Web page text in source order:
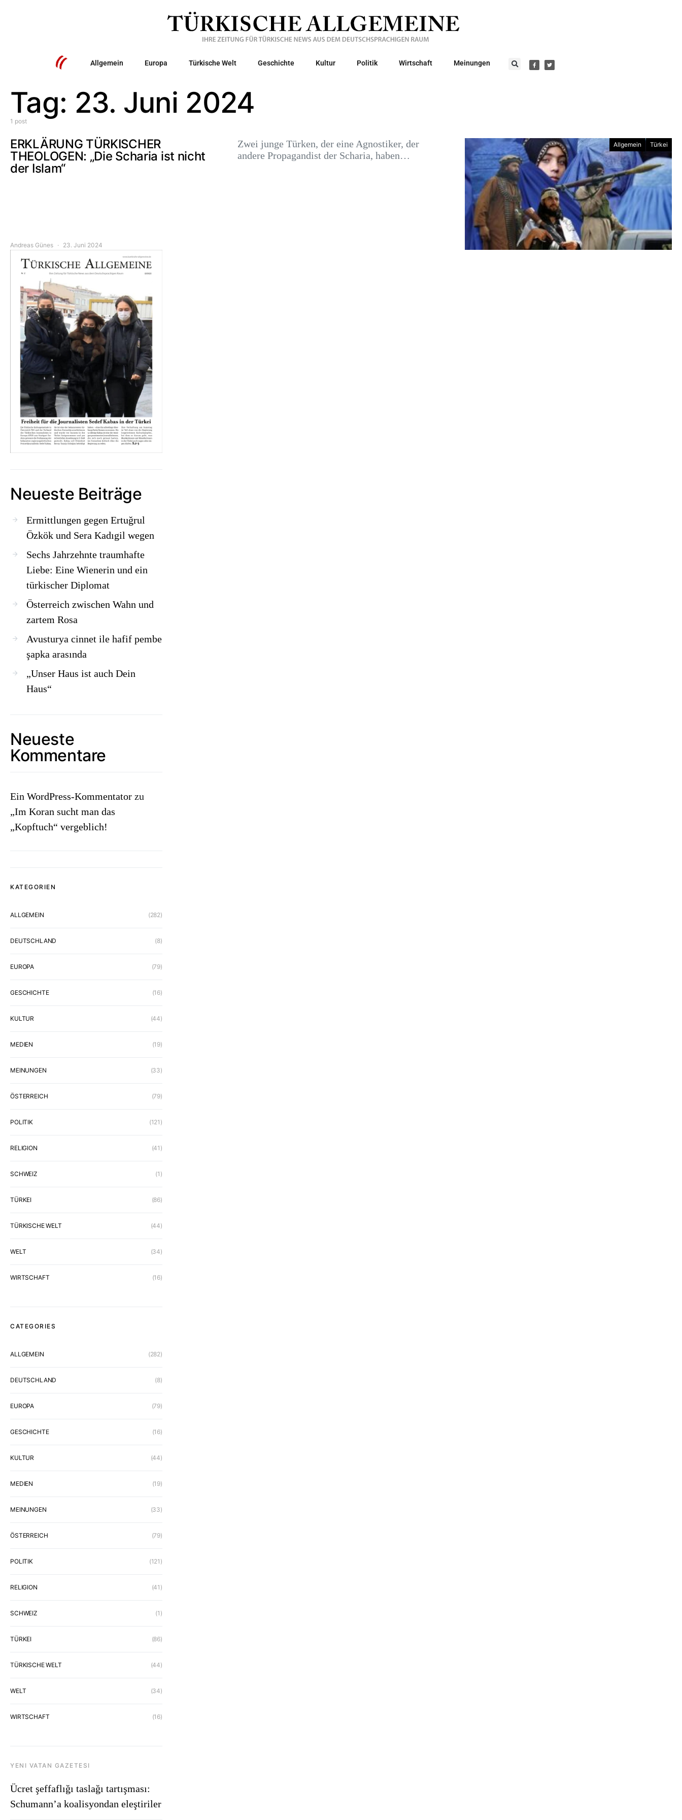
Allgemein Europa Türkische Welt Geschichte Kultur Politik Wirtschaft Meinungen
Tag: 23. Juni 2024
1 post
Allgemein Türkei
ERKLÄRUNG TÜRKISCHER
THEOLOGEN: „Die Scharia ist nicht
der Islam“
Zwei junge Türken, der eine Agnostiker, der
andere Propagandist der Scharia, haben…
Andreas Günes 23. Juni 2024
Neueste Beiträge
Ermittlungen gegen Ertuğrul
Özkök und Sera Kadıgil wegen
Sechs Jahrzehnte traumhafte
Liebe: Eine Wienerin und ein
türkischer Diplomat
Österreich zwischen Wahn und
zartem Rosa
Avusturya cinnet ile hafif pembe
şapka arasında
„Unser Haus ist auch Dein
Haus“
Neueste
Kommentare
Ein WordPress-Kommentator zu
„Im Koran sucht man das
„Kopftuch“ vergeblich!
KATEGORIEN
ALLGEMEIN (282)
DEUTSCHLAND (8)
EUROPA (79)
GESCHICHTE (16)
KULTUR (44)
MEDIEN (19)
MEINUNGEN (33)
ÖSTERREICH (79)
POLITIK (121)
RELIGION (41)
SCHWEIZ (1)
TÜRKEI (86)
TÜRKISCHE WELT (44)
WELT (34)
WIRTSCHAFT (16)
CATEGORIES
ALLGEMEIN (282)
DEUTSCHLAND (8)
EUROPA (79)
GESCHICHTE (16)
KULTUR (44)
MEDIEN (19)
MEINUNGEN (33)
ÖSTERREICH (79)
POLITIK (121)
RELIGION (41)
SCHWEIZ (1)
TÜRKEI (86)
TÜRKISCHE WELT (44)
WELT (34)
WIRTSCHAFT (16)
YENI VATAN GAZETESI
Ücret şeffaflığı taslağı tartışması:
Schumann’a koalisyondan eleştiriler